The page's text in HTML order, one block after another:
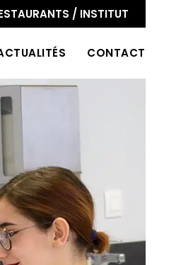
/ INSTITUT
CONTACT